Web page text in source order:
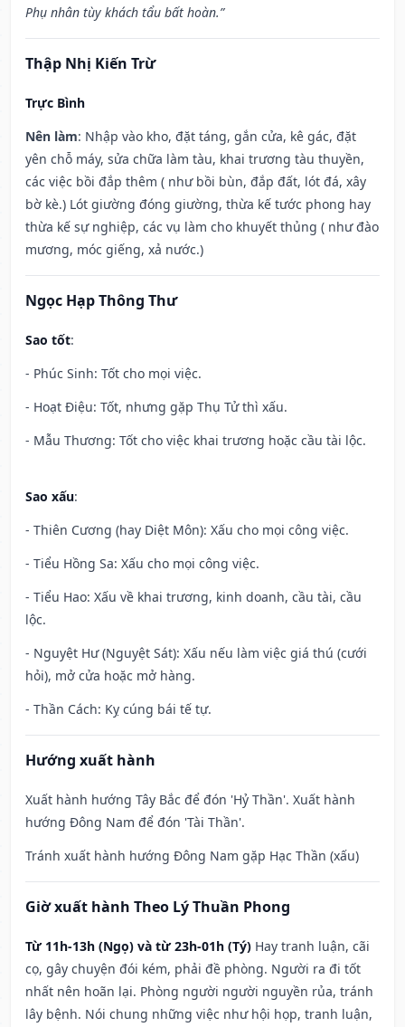
Phụ nhân tùy khách tẩu bất hoàn.”
Thập Nhị Kiến Trừ
Trực Bình
Nên làm: Nhập vào kho, đặt táng, gắn cửa, kê gác, đặt
yên chỗ máy, sửa chữa làm tàu, khai trương tàu thuyền,
các việc bồi đắp thêm ( như bồi bùn, đắp đất, lót đá, xây
bờ kè.) Lót giường đóng giường, thừa kế tước phong hay
thừa kế sự nghiệp, các vụ làm cho khuyết thủng ( như đào
mương, móc giếng, xả nước.)
Ngọc Hạp Thông Thư
Sao tốt:
- Phúc Sinh: Tốt cho mọi việc.
- Hoạt Điệu: Tốt, nhưng gặp Thụ Tử thì xấu.
- Mẫu Thương: Tốt cho việc khai trương hoặc cầu tài lộc.
Sao xấu:
- Thiên Cương (hay Diệt Môn): Xấu cho mọi công việc.
- Tiểu Hồng Sa: Xấu cho mọi công việc.
- Tiểu Hao: Xấu về khai trương, kinh doanh, cầu tài, cầu
lộc.
- Nguyệt Hư (Nguyệt Sát): Xấu nếu làm việc giá thú (cưới
hỏi), mở cửa hoặc mở hàng.
- Thần Cách: Kỵ cúng bái tế tự.
Hướng xuất hành
Xuất hành hướng Tây Bắc để đón 'Hỷ Thần'. Xuất hành
hướng Đông Nam để đón 'Tài Thần'.
Tránh xuất hành hướng Đông Nam gặp Hạc Thần (xấu)
Giờ xuất hành Theo Lý Thuần Phong
Từ 11h-13h (Ngọ) và từ 23h-01h (Tý) Hay tranh luận, cãi
cọ, gây chuyện đói kém, phải đề phòng. Người ra đi tốt
nhất nên hoãn lại. Phòng người người nguyền rủa, tránh
lây bệnh. Nói chung những việc như hội họp, tranh luận,